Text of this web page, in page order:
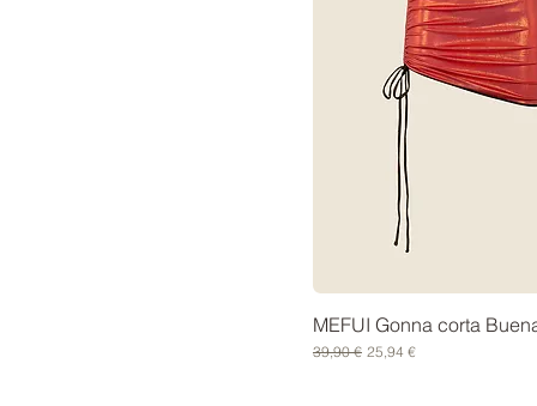
MEFUI Gonna corta
Prezzo regolare
39,90 € Prezzo scontato
25,94 €